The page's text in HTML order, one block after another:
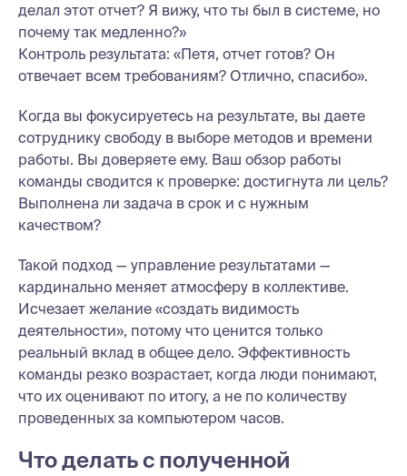
делал этот отчет? Я вижу, что ты был в системе, но
почему так медленно?»
Контроль результата: «Петя, отчет готов? Он
отвечает всем требованиям? Отлично, спасибо».
Когда вы фокусируетесь на результате, вы даете
сотруднику свободу в выборе методов и времени
работы. Вы доверяете ему. Ваш обзор работы
команды сводится к проверке: достигнута ли цель?
Выполнена ли задача в срок и с нужным
качеством?
Такой подход — управление результатами —
кардинально меняет атмосферу в коллективе.
Исчезает желание «создать видимость
деятельности», потому что ценится только
реальный вклад в общее дело. Эффективность
команды резко возрастает, когда люди понимают,
что их оценивают по итогу, а не по количеству
проведенных за компьютером часов.
Что делать с полученной